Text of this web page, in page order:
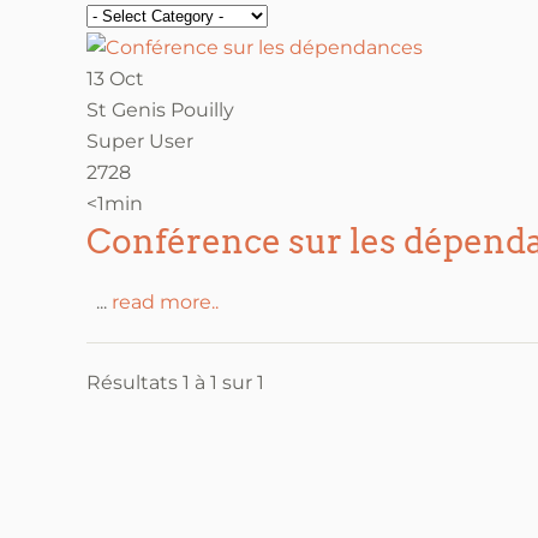
13 Oct
St Genis Pouilly
Super User
2728
<1min
Conférence sur les
... read more..
Résultats 1 à 1 sur 1